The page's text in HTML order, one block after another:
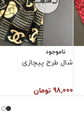
ناموجود
شال طرح پیچازی
98,000 تومان